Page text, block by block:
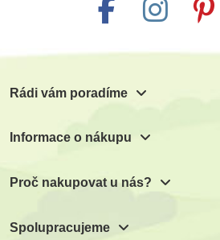
53 Kč
Rádi vám poradíme
Informace o nákupu
Proč nakupovat u nás?
Spolupracujeme